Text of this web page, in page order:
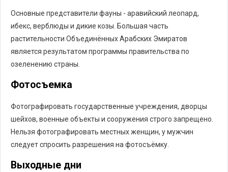
Основные представители фауны - аравийский леопард,
ибекс, верблюды и дикие козы. Большая часть
растительности Объединённых Арабских Эмиратов
является результатом программы правительства по
озеленению страны.
Фотосъемка
Фотографировать государственные учреждения, дворцы
шейхов, военные объекты и сооружения строго запрещено.
Нельзя фотографировать местных женщин, у мужчин
следует спросить разрешения на фотосъёмку.
Выходные дни